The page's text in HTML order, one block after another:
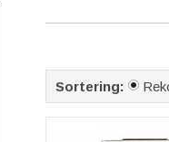
Har baksidan
Galaxy Övriga eller
Sortering: